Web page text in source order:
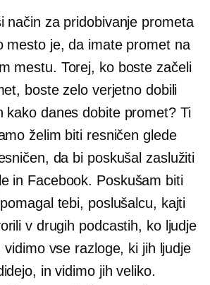
način za pridobivanje prometa
mesto je, da imate promet na
mestu. Torej, ko boste začeli
boste zelo verjetno dobili
kako danes dobite promet? Ti
želim biti resničen glede
da bi poskušal zaslužiti
in Facebook. Poskušam biti
tebi, poslušalcu, kajti
v drugih podcastih, ko ljudje
vidimo vse razloge, ki jih ljudje
in vidimo jih veliko.